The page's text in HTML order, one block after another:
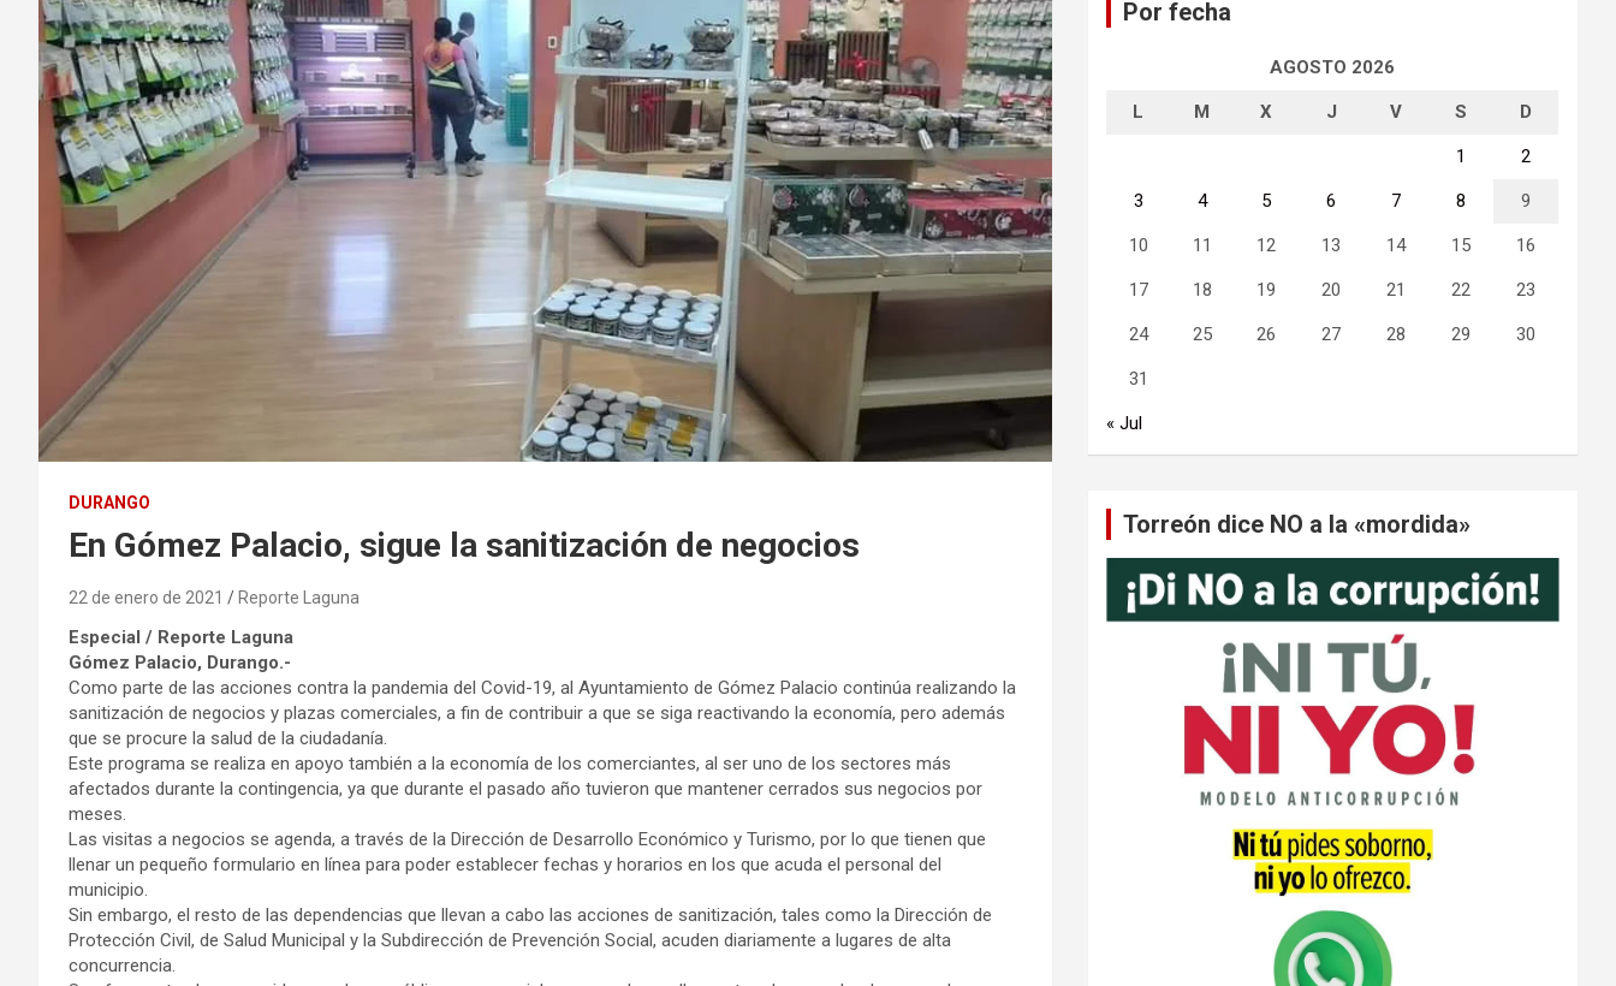
DURANGO
En Gómez Palacio, sigue la sanitización de negocios
22 de enero de 2021 Reporte Laguna
Especial / Reporte Laguna
Gómez Palacio, Durango.-
Como parte de las acciones contra la pandemia del Covid-19, al Ayuntamiento de Gómez Palacio continúa realizando la
sanitización de negocios y plazas comerciales, a fin de contribuir a que se siga reactivando la economía, pero además
que se procure la salud de la ciudadanía.
Este programa se realiza en apoyo también a la economía de los comerciantes, al ser uno de los sectores más
afectados durante la contingencia, ya que durante el pasado año tuvieron que mantener cerrados sus negocios por
meses.
Las visitas a negocios se agenda, a través de la Dirección de Desarrollo Económico y Turismo, por lo que tienen que
llenar un pequeño formulario en línea para poder establecer fechas y horarios en los que acuda el personal del
municipio.
Sin embargo, el resto de las dependencias que llevan a cabo las acciones de sanitización, tales como la Dirección de
Protección Civil, de Salud Municipal y la Subdirección de Prevención Social, acuden diariamente a lugares de alta
concurrencia.
Por fecha
AGOSTO 2026
L M X J V S D
1 2
3 4 5 6 7 8 9
10 11 12 13 14 15 16
17 18 19 20 21 22 23
24 25 26 27 28 29 30
31
« Jul
Torreón dice NO a la «mordida»